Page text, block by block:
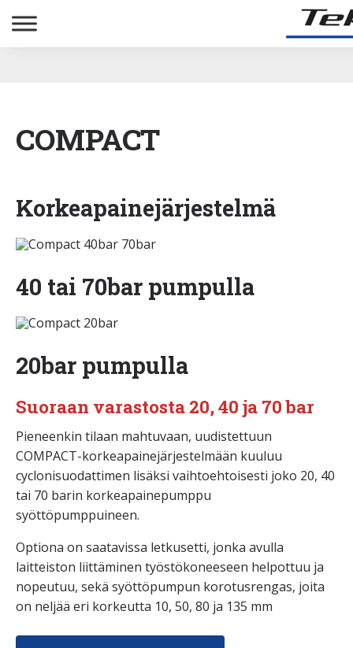
COMPACT
Korkeapainejärjestelmä
40 tai 70bar pumpulla
20bar pumpulla
Suoraan varastosta 20, 40 ja 70 bar
Pieneenkin tilaan mahtuvaan, uudistettuun
COMPACT-korkeapainejärjestelmään kuuluu
cyclonisuodattimen lisäksi vaihtoehtoisesti joko 20, 40
tai 70 barin korkeapainepumppu
syöttöpumppuineen.
Optiona on saatavissa letkusetti, jonka avulla
laitteiston liittäminen työstökoneeseen helpottuu ja
nopeutuu, sekä syöttöpumpun korotusrengas, joita
on neljää eri korkeutta 10, 50, 80 ja 135 mm